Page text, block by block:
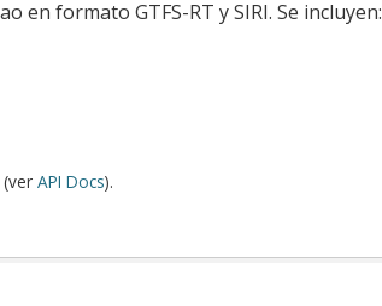
en formato GTFS-RT y SIRI. Se incluyen:
(ver API Docs).